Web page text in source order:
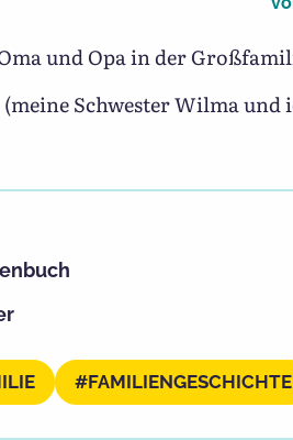
und Opa in der
(meine Schwester Wilma
FAMILIENGESCHICHTE